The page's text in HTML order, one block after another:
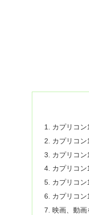
カプリコン
カプリコ
カプリコン
カプリコン
カプリコン
カプリコン
映画、動画